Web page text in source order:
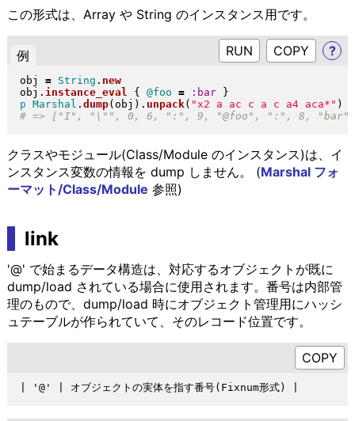
この形式は、Array や String のインスタンス用です。
例 RUN ?
obj = String . new
obj . instance_eval { @foo = :bar
}
p Marshal . dump( obj ) . unpack( "x2 a ac c a c a4 aca* " )
クラスやモジュール(Class/Module のインスタンス)は、イ
ンスタンス変数の情報を dump しません。 (Marshal フォ
ーマット/Class/Module 参照)
link
'@' で始まるデータ構造は、対応するオブジェクトが既に
dump/load されている場合に使用されます。番号は内部管
理のもので、dump/load 時にオブジェクト管理用にハッシ
ュテーブルが作られていて、そのレコード位置です。